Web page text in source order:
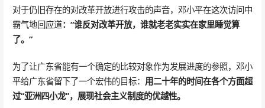
对于仍旧存在的对改革开放进行攻击的声音，邓小平在这次访问中
霸气地回应道：“谁反对改革开放，谁就老老实实在家里睡觉算
了。”
为了让广东省能有一个确定的比较对象作为发展进度的参照，邓小
平给广东省留下了一个宏伟的目标： 用二十年的时间在各个方面超
过“亚洲四小龙”，展现社会主义制度的优越性。